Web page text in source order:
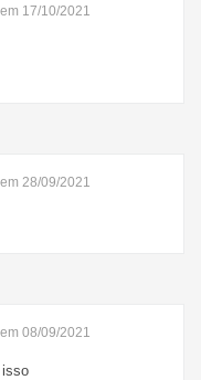
17/10/2021
28/09/2021
08/09/2021